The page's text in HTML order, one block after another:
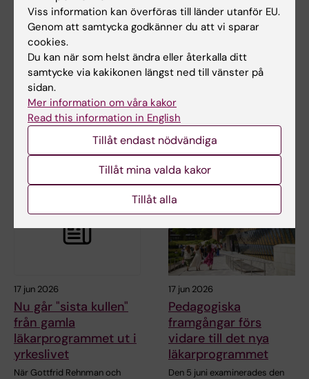
10 jul 2026
Covid-19-pandemin
sporrade alumnen
Daniels att lära sig
mer om folkhälsa
ikatastrofer
Masterprogrammet Public
Health in Disasters gav den
29 jun 2026
Nytt AI-nätverk ska
stärka stödet till KI-
anställda och
Den snabba utvecklingen av AI
inom medicinsk forskning ökar
behovet av…
17 jun 2026
Nu går "sista kullen"
från gamla
läkarprogrammet ut i
yrkeslivet
När Gottfrid Rehnman och
17 jun 2026
Pedagogiska
framgångar förs
vidare till det nya
läkarprogrammet
Den 5 juni examinerades den
Viss information kan överföras till länder utanför EU.
Genom att samtycka godkänner du att vi sparar
cookies.
Du kan när som helst ändra eller återkalla ditt
samtycke via kakikonen längst ned till vänster på
sidan.
Mer information om våra kakor
Read this information in English
Tillåt endast nödvändiga
Tillåt mina valda kakor
Tillåt alla